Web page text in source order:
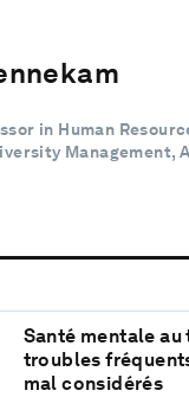
in Human
Management,
Santé mentale au
troubles
mal considérés